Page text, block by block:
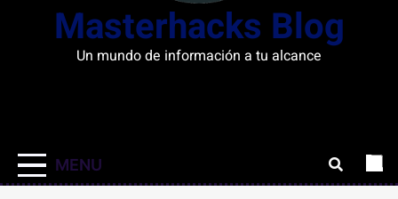
Masterhacks Blog
Un mundo de información a tu alcance
MENU